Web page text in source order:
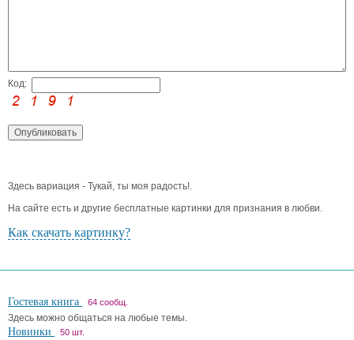
Код:
Здесь вариация - Тукай, ты моя радость!.
На сайте есть и другие бесплатные картинки для признания в любви.
Как скачать картинку?
Гостевая книга 64 сообщ.
Здесь можно общаться на любые темы.
Новинки 50 шт.